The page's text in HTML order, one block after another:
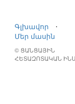
Գլխավոր
⋅
Մեր մասին
© ՑԱՆՑԱՅԻՆ
ՀԵՏԱԶՈՏԱԿԱՆ